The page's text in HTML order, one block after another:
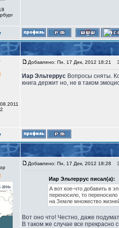
Добавлено: Пн, 17 Дек, 2012 18:21
Иар Эльтеррус Вопросы сняты.
книга держит но, не в таком
Добавлено: Пн, 17 Дек, 2012 18:28
Иар Эльтеррус писал(а):
А вот кое-что добавить в
переносило, то
на Земле множество
Вот оно что! Честно, даже
В таком же случае все прекрасно